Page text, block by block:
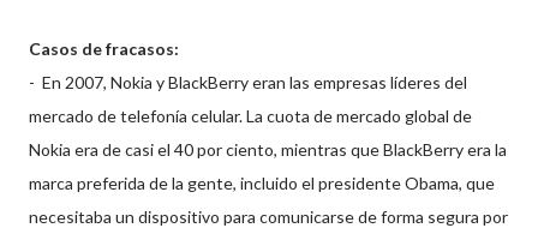
Casos de fracasos:
- En 2007, Nokia y BlackBerry eran las empresas líderes del
mercado de telefonía celular. La cuota de mercado global de
Nokia era de casi el 40 por ciento, mientras que BlackBerry era la
marca preferida de la gente, incluido el presidente Obama, que
necesitaba un dispositivo para comunicarse de forma segura por